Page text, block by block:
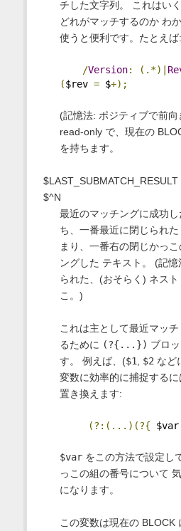
チした文字列。 これはい
どれがマッチするのか わ
使うと便利です。たとえば:
/Version: (.*)|
($rev = $+);
(記憶法: ポジティブで前
read-only で、現在の
を持ちます。
$LAST_SUBMATCH_RESULT
$^N
最近のマッチングに成功
ち、一番最近に閉じられ
まり、一番右の閉じかっ
ングした テキスト。 (記
られた、(おそらく) ネス
こ。)
これは主として最近マッ
るために (?{...}) ブロ
す。 例えば、($1 $2 など
変数に効率的に捕捉するに
置き換えます:
(?:(...)(?{ $var
$varをこの方法で設定し
っこの組の番号について
になります。
この変数は現在の BLOCK